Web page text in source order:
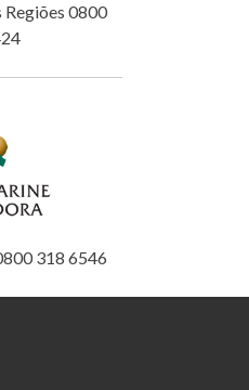
0800
318 6546